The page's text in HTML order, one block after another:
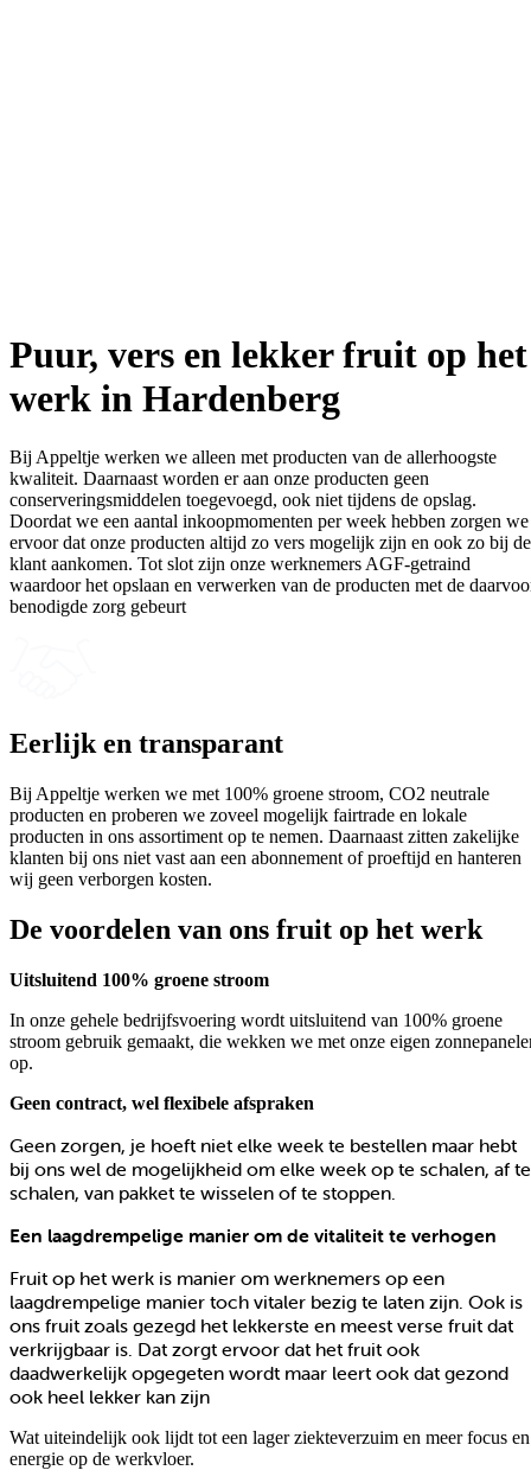
Puur, vers en lekker fruit op het
werk in Hardenberg
Bij Appeltje werken we alleen met producten van de allerhoogste
kwaliteit. Daarnaast worden er aan onze producten geen
conserveringsmiddelen toegevoegd, ook niet tijdens de opslag.
Doordat we een aantal inkoopmomenten per week hebben zorgen we
ervoor dat onze producten altijd zo vers mogelijk zijn en ook zo bij de
klant aankomen. Tot slot zijn onze werknemers AGF-getraind
waardoor het opslaan en verwerken van de producten met de
benodigde zorg gebeurt
Eerlijk en transparant
Bij Appeltje werken we met 100% groene stroom, CO2 neutrale
producten en proberen we zoveel mogelijk fairtrade en lokale
producten in ons assortiment op te nemen. Daarnaast zitten zakelijke
klanten bij ons niet vast aan een abonnement of proeftijd en hanteren
wij geen verborgen kosten.
De voordelen van ons fruit op het werk
Uitsluitend 100% groene stroom
In onze gehele bedrijfsvoering wordt uitsluitend van 100% groene
stroom gebruik gemaakt, die wekken we met onze eigen
op.
Geen contract, wel flexibele afspraken
Geen zorgen, je hoeft niet elke week te bestellen maar hebt
bij ons wel de mogelijkheid om elke week op te schalen, af te
schalen, van pakket te wisselen of te stoppen.
Een laagdrempelige manier om de vitaliteit te verhogen
Fruit op het werk is manier om werknemers op een
laagdrempelige manier toch vitaler bezig te laten zijn. Ook is
ons fruit zoals gezegd het lekkerste en meest verse fruit dat
verkrijgbaar is. Dat zorgt ervoor dat het fruit ook
daadwerkelijk opgegeten wordt maar leert ook dat gezond
ook heel lekker kan zijn
Wat uiteindelijk ook lijdt tot een lager ziekteverzuim en meer focus en
energie op de werkvloer.